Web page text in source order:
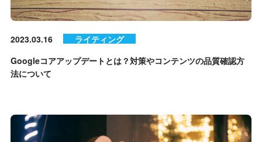
2023.03.16
ライティング
Googleコアアップデートとは？対策やコンテンツの品質確認方
法について